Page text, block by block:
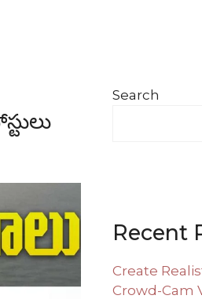
Search
Recent
Create
Crowd-Cam